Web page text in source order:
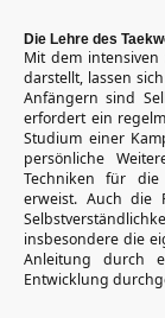
Die Lehre des
Mit dem
darstellt, lassen
Anfängern sind
erfordert ein
Studium einer
persönliche
Techniken für die
erweist. Auch die
insbesondere die
Anleitung durch
Entwicklung